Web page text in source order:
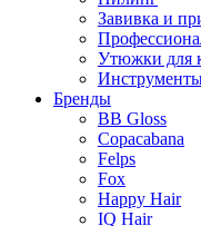
Завивка и
Утюжки для
Бренды
BB Gloss
Copacabana
Felps
Fox
Happy Hair
IQ Hair